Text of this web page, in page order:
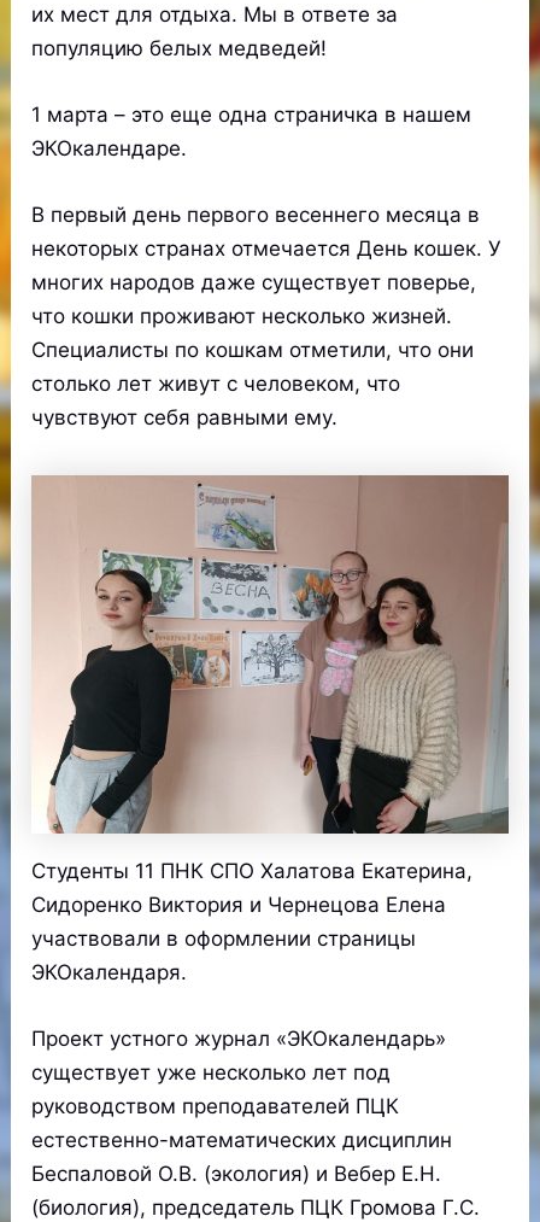
их мест для отдыха. Мы в ответе за
популяцию белых медведей!
1 марта – это еще одна страничка в нашем
ЭКОкалендаре.
В первый день первого весеннего месяца в
некоторых странах отмечается День кошек. У
многих народов даже существует поверье,
что кошки проживают несколько жизней.
Специалисты по кошкам отметили, что они
столько лет живут с человеком, что
чувствуют себя равными ему.
Студенты 11 ПНК СПО Халатова Екатерина,
Сидоренко Виктория и Чернецова Елена
участвовали в оформлении страницы
ЭКОкалендаря.
Проект устного журнал «ЭКОкалендарь»
существует уже несколько лет под
руководством преподавателей ПЦК
естественно-математических дисциплин
Беспаловой О.В. (экология) и Вебер Е.Н.
(биология), председатель ПЦК Громова Г.С.